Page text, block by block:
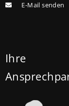
(vorher:
Heute liegt
E-Mail senden
Ihre